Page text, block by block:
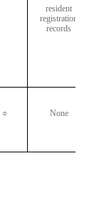
resident
registration
records
○ None